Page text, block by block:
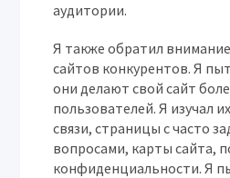
аудитории.
Я также обратил
сайтов конкурентов. Я
они делают свой сайт
пользователей. Я изучал
связи, страницы с часто
вопросами, карты сайта,
конфиденциальности. Я